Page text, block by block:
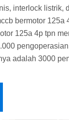
interlock listrik,
bermotor 125a
125a 4p tpn
adalah 3000